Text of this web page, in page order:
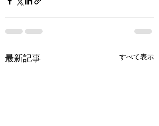
最新記事 すべて表示